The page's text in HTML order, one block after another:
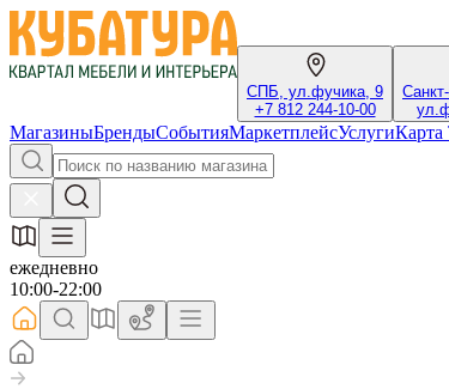
СПБ, ул.фучика, 9
+7 812 244-10-00
МагазиныБрендыСобытияМаркетплейсУслуги
ежедневно
10:00-22:00